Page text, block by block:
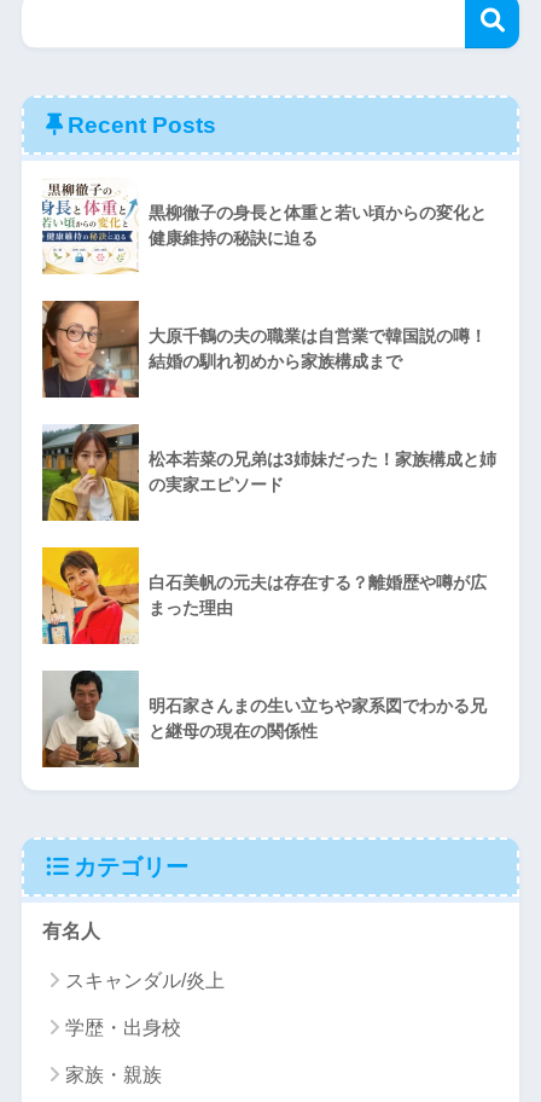
Recent Posts
黒柳徹子の身長と体重と若い頃からの変化と
健康維持の秘訣に迫る
大原千鶴の夫の職業は自営業で韓国説の噂！
結婚の馴れ初めから家族構成まで
松本若菜の兄弟は3姉妹だった！家族構成と姉
の実家エピソード
白石美帆の元夫は存在する？離婚歴や噂が広
まった理由
明石家さんまの生い立ちや家系図でわかる兄
と継母の現在の関係性
カテゴリー
有名人
スキャンダル/炎上
学歴・出身校
家族・親族